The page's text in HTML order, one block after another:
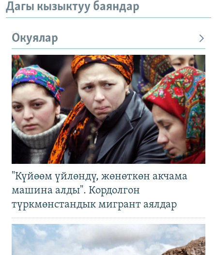
Дагы кызыктуу баяндар
Окуялар
"Күйөөм үйлөндү, жөнөткөн акчама
машина алды". Кордолгон
түркмөнстандык мигрант аялдар